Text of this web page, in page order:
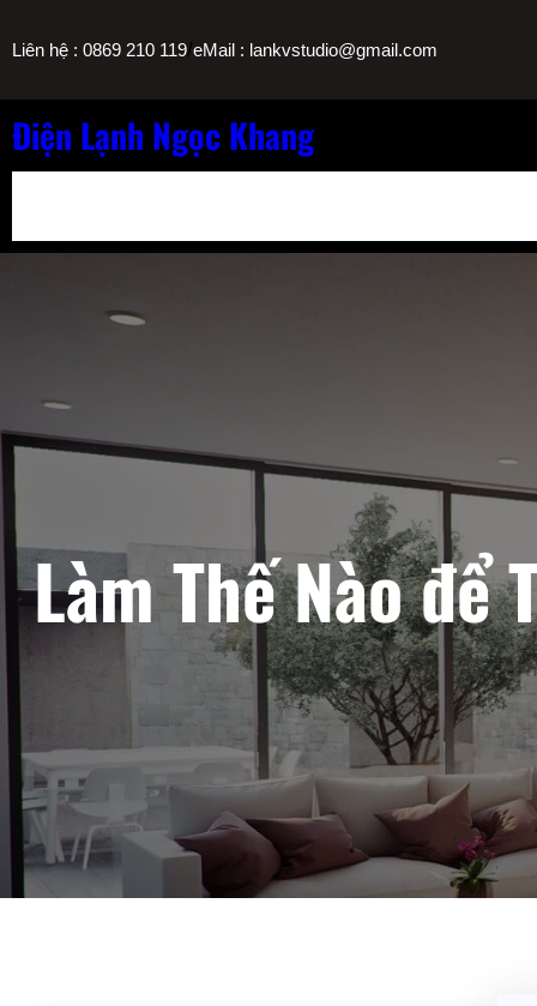
đến
nội
dung
Liên hệ : 0869 210 119/eMail : lankvstudio@gmail.com
Điện Lạnh Ngọc Khang
Làm Thế Nào để